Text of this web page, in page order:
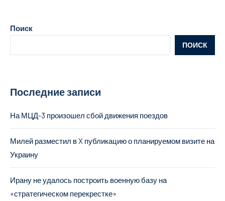
Поиск
ПОИСК
Последние записи
На МЦД-3 произошел сбой движения поездов
Милей разместил в X публикацию о планируемом визите на
Украину
Ирану не удалось построить военную базу на
«стратегическом перекрестке»